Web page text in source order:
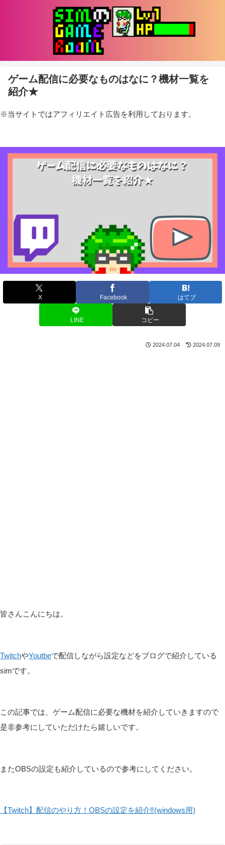
ゲーム配信に必要なものはなに？機材一覧を
紹介★
※当サイトではアフィリエイト広告を利用しております。
X Facebook はてブ
LINE コピー
2024.07.04 2024.07.09
皆さんこんにちは。
TwitchやYoutbeで配信しながら設定などをブログで紹介している
simです。
この記事では、ゲーム配信に必要な機材を紹介していきますので
是非参考にしていただけたら嬉しいです。
またOBSの設定も紹介しているので参考にしてください。
【Twitch】配信のやり方！OBSの設定を紹介‼(windows用)